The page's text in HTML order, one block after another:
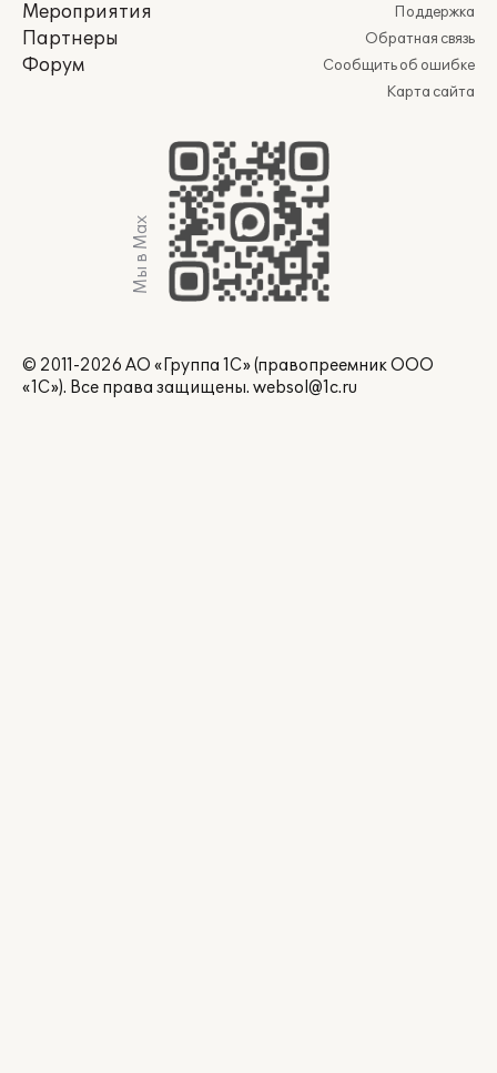
Мероприятия
Партнеры
Форум
Поддержка
Обратная связь
Сообщить об ошибке
Карта сайта
Мы в Max
© 2011-2026 АО «Группа 1С» (правопреемник ООО
«1С»). Все права защищены. websol@1c.ru